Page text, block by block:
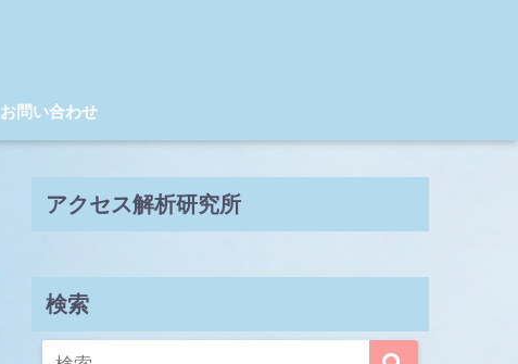
お問い合わせ
アクセス解析研究所
検索